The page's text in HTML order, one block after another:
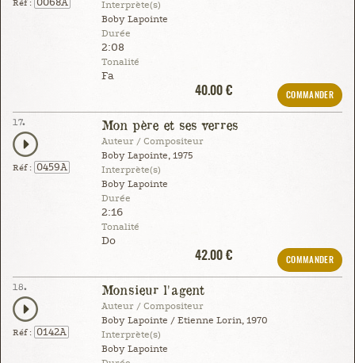
Réf : 0068A
Interprète(s)
Boby Lapointe
Durée
2:08
Tonalité
Fa
40.00 €
COMMANDER
17.
Réf : 0459A
Mon père et ses verres
Auteur / Compositeur
Boby Lapointe, 1975
Interprète(s)
Boby Lapointe
Durée
2:16
Tonalité
Do
42.00 €
COMMANDER
18.
Réf : 0142A
Monsieur l'agent
Auteur / Compositeur
Boby Lapointe / Etienne Lorin, 1970
Interprète(s)
Boby Lapointe